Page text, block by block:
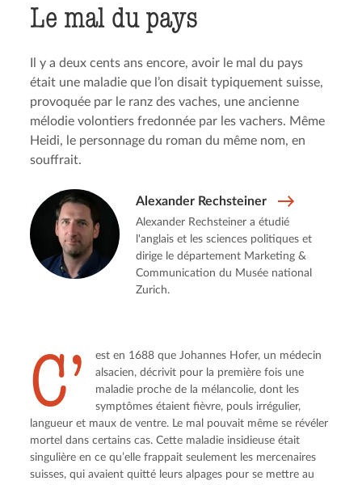
Le mal du pays
Il y a deux cents ans encore, avoir le mal du pays
était une maladie que l’on disait typiquement suisse,
provoquée par le ranz des vaches, une ancienne
mélodie volontiers fredonnée par les vachers. Même
Heidi, le personnage du roman du même nom, en
souffrait.
Alexander Rechsteiner
Alexander Rechsteiner a étudié
l'anglais et les sciences politiques et
dirige le département Marketing &
Communication du Musée national
Zurich.
C’
est en 1688 que Johannes Hofer, un médecin
alsacien, décrivit pour la première fois une
maladie proche de la mélancolie, dont les
symptômes étaient fièvre, pouls irrégulier,
langueur et maux de ventre. Le mal pouvait même se révéler
mortel dans certains cas. Cette maladie insidieuse était
singulière en ce qu’elle frappait seulement les mercenaires
suisses, qui avaient quitté leurs alpages pour se mettre au